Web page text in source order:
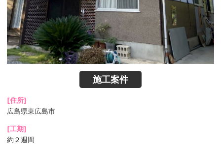
施工案件
[住所]
広島県東広島市
[工期]
約２週間